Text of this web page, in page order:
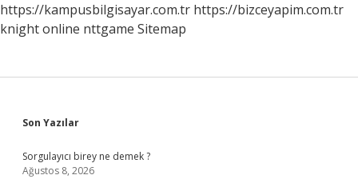
https://kampusbilgisayar.com.tr https://bizceyapim.com.tr
knight online nttgame Sitemap
Sidebar
Son Yazılar
Sorgulayıcı birey ne demek ?
Ağustos 8, 2026